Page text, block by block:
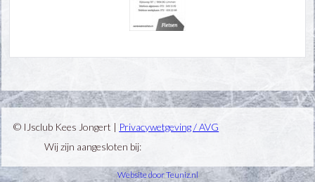
© IJsclub Kees Jongert | Privacywetgeving / AVG
Wij zijn aangesloten bij:
Website door Teuniz.nl